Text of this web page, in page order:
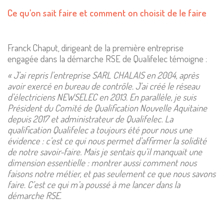
Ce qu’on sait faire et comment on choisit de le faire
Franck Chaput, dirigeant de la première entreprise
engagée dans la démarche RSE de Qualifelec témoigne :
« J’ai repris l’entreprise SARL CHALAIS en 2004, après
avoir exercé en bureau de contrôle. J’ai créé le réseau
d’électriciens NEWSELEC en 2013. En parallèle, je suis
Président du Comité de Qualification Nouvelle Aquitaine
depuis 2017 et administrateur de Qualifelec. La
qualification Qualifelec a toujours été pour nous une
évidence : c’est ce qui nous permet d’affirmer la solidité
de notre savoir-faire. Mais je sentais qu’il manquait une
dimension essentielle : montrer aussi comment nous
faisons notre métier, et pas seulement ce que nous savons
faire. C’est ce qui m’a poussé à me lancer dans la
démarche RSE.